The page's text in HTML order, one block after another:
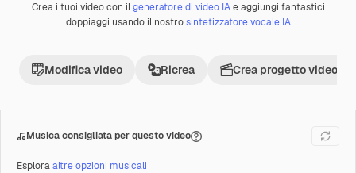
Premium
Crea i tuoi video con ilgeneratore di video IAe aggiungi fantastici
doppiaggi usando il nostrosintetizzatore vocale IA
Modifica video Ricrea Crea progetto video
Musica consigliata per questo video
Esploraaltre opzioni musicali